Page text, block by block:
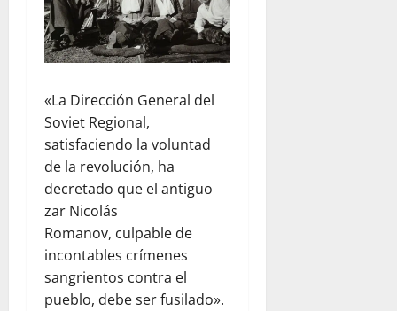
«La Dirección General del
Soviet Regional,
satisfaciendo la voluntad
de la revolución, ha
decretado que el antiguo
zar Nicolás
Romanov, culpable de
incontables crímenes
sangrientos contra el
pueblo, debe ser fusilado».